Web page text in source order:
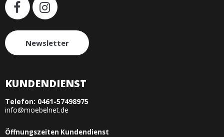
Newsletter
KUNDENDIENST
Telefon: 0461-57498975
info@moebelnet.de
Öffnungszeiten Kundendienst